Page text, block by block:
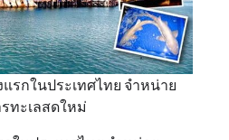
รกในประเทศไทย จำหน่าย
ทะเลสดใหม่